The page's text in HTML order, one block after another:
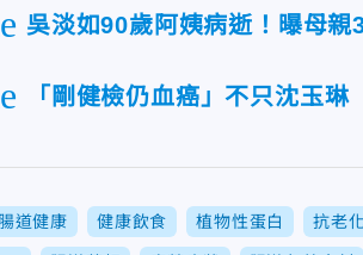
吳淡如90歲阿姨病逝！曝母
「剛健檢仍血癌」不只沈玉
腸道健康 健康飲食 植物性蛋白 抗老